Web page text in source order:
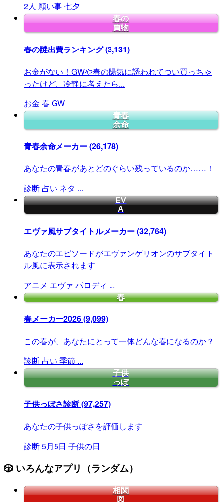
2人 願い事七夕
春の
買物
春の謎出費ランキング(3,131)
お金がない！GWや春の陽気に誘われてつい買っちゃ
ったけど、冷静に考えたら...
お金 春 GW
青春
余命
青春余命メーカー(26,178)
あなたの青春があとどのぐらい残っているのか……！
診断 占い ネタ ...
EV
A
エヴァ風サブタイトルメーカー(32,764)
あなたのエピソードがエヴァンゲリオンのサブタイト
ル風に表示されます
アニメ エヴァ パロディ ...
春
春メーカー2026(9,099)
この春が、あなたにとって一体どんな春になるのか？
診断 占い 季節 ...
子供
っぽ
子供っぽさ診断(97,257)
あなたの子供っぽさを評価します
診断5月5日 子供の日
🎲 いろんなアプリ（ランダム）
相関
図